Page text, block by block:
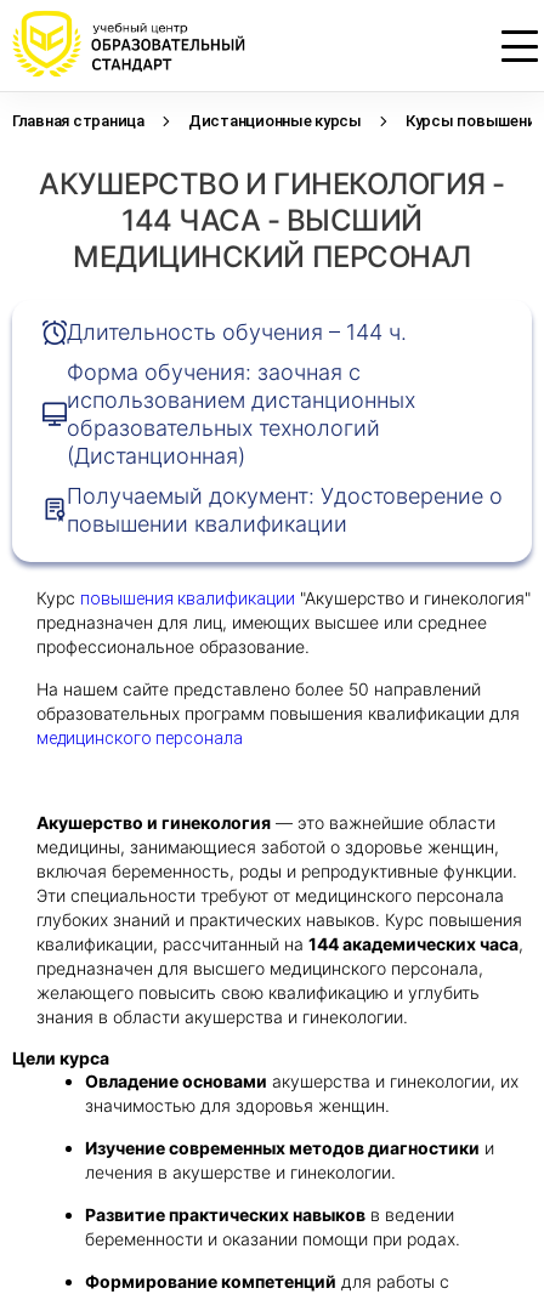
Главная страница Дистанционные курсы Курсы повышения
АКУШЕРСТВО И ГИНЕКОЛОГИЯ -
144 ЧАСА - ВЫСШИЙ
МЕДИЦИНСКИЙ ПЕРСОНАЛ
Длительность обучения – 144 ч.
Форма обучения: заочная с
использованием дистанционных
образовательных технологий
(Дистанционная)
Получаемый документ: Удостоверение о
повышении квалификации
Курс повышения квалификации "Акушерство и гинекология"
предназначен для лиц, имеющих высшее или среднее
профессиональное образование.
На нашем сайте представлено более 50 направлений
образовательных программ повышения квалификации для
медицинского персонала
Акушерство и гинекология — это важнейшие области
медицины, занимающиеся заботой о здоровье женщин,
включая беременность, роды и репродуктивные функции.
Эти специальности требуют от медицинского персонала
глубоких знаний и практических навыков. Курс повышения
квалификации, рассчитанный на 144 академических часа,
предназначен для высшего медицинского персонала,
желающего повысить свою квалификацию и углубить
знания в области акушерства и гинекологии.
Цели курса
Овладение основами акушерства и гинекологии, их
значимостью для здоровья женщин.
Изучение современных методов диагностики и
лечения в акушерстве и гинекологии.
Развитие практических навыков в ведении
беременности и оказании помощи при родах.
Формирование компетенций для работы с
Оставьте свои данные, наши специалисты
свяжутся с Вами
Приложите документы
Даю согласие наобработку персональных
данныхиe-mail рассылку
Оставьте свои данные, наши специалисты
свяжутся с Вами
Приложите документы
Получить консультацию
Даю согласие наобработку персональных
данныхиe-mail рассылку
начислением баллов 14 ЗЕТ
Оставьте свои данные, наши специалисты
проконсультируют Вас
Получить консультацию
Даю согласие наобработку персональных
данныхиe-mail рассылку